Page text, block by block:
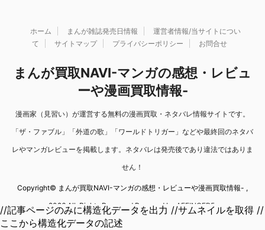
ホーム まんが雑誌発売日情報
運営者情報/当サイトについ
て
サイトマップ プライバシーポリシー お問合せ
まんが買取NAVI-マンガの感想・レビュ
ーや漫画買取情報-
漫画家（見習い）が運営する無料の漫画買取・ネタバレ情報サイトです。
「ザ・ファブル」「外道の歌」「ワールドトリガー」などや最終回のネタバ
レやマンガレビューを掲載します。ネタバレは発売後であり違法ではありま
せん！
Copyright© まんが買取NAVI-マンガの感想・レビューや漫画買取情報- ,
2026 All Rights Reserved Powered by AFFINGER5
//記事ページのみに構造化データを出力 //サムネイルを取得 //
ここから構造化データの記述